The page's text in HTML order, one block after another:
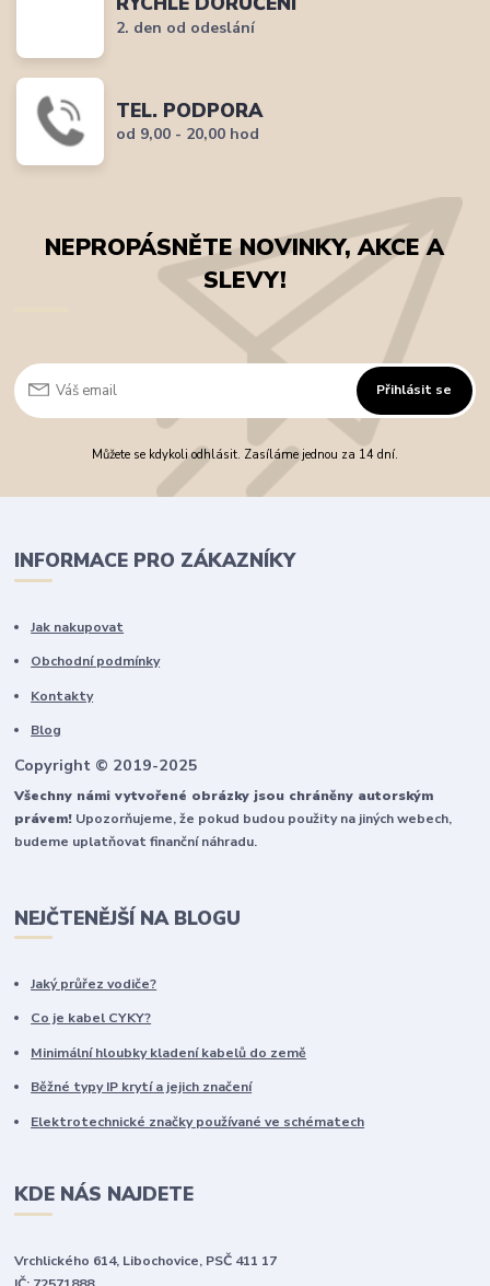
2. den od odeslání
TEL. PODPORA
od 9,00 - 20,00 hod
NEPROPÁSNĚTE NOVINKY, AKCE A
SLEVY!
Přihlásit se
Můžete se kdykoli odhlásit. Zasíláme jednou za 14 dní.
INFORMACE PRO ZÁKAZNÍKY
Jak nakupovat
Obchodní podmínky
Kontakty
Blog
Copyright © 2019-2025
Všechny námi vytvořené obrázky jsou chráněny autorským
právem! Upozorňujeme, že pokud budou použity na jiných webech,
budeme uplatňovat finanční náhradu.
NEJČTENĚJŠÍ NA BLOGU
Jaký průřez vodiče?
Co je kabel CYKY?
Minimální hloubky kladení kabelů do země
Běžné typy IP krytí a jejich značení
Elektrotechnické značky používané ve schématech
KDE NÁS NAJDETE
Vrchlického 614, Libochovice, PSČ 411 17